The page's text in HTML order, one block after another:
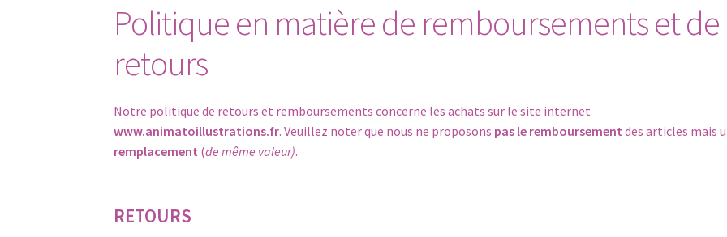
Politique en matière de remboursements et de
retours
Notre politique de retours et remboursements concerne les achats sur le site internet
www.animatoillustrations.fr. Veuillez noter que nous ne proposons pas le remboursementdes articles mais
remplacement (de même valeur).
RETOURS